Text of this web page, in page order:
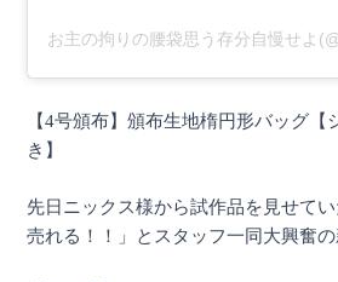
【4号頒布】頒布生地楕円形バッグ【
き】
先日ニックス様から試作品を見せて
売れる！！」とスタッフ一同大興奮の